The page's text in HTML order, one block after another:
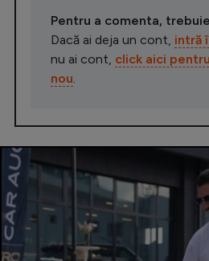
Pentru a comenta,
Dacă ai deja un cont, intră
nu ai cont, click aici
nou